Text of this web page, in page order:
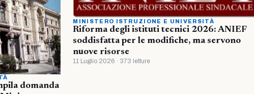
domanda
MINISTERO ISTRUZIONE E UNIVERSITÀ
Riforma degli istituti tecnici 2026: ANIEF
soddisfatta per le modifiche, ma servono
nuove risorse
11 Luglio 2026 · 373 letture